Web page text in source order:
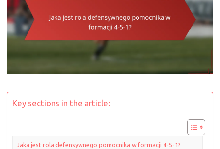
Key sections in the article:
Jaka jest rola defensywnego pomocnika w formacji 4-5-1?